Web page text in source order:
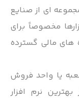
ای از صنایع
مخصوصاً برای
مالی گسترده
یا واحد فروش
نرم افزار